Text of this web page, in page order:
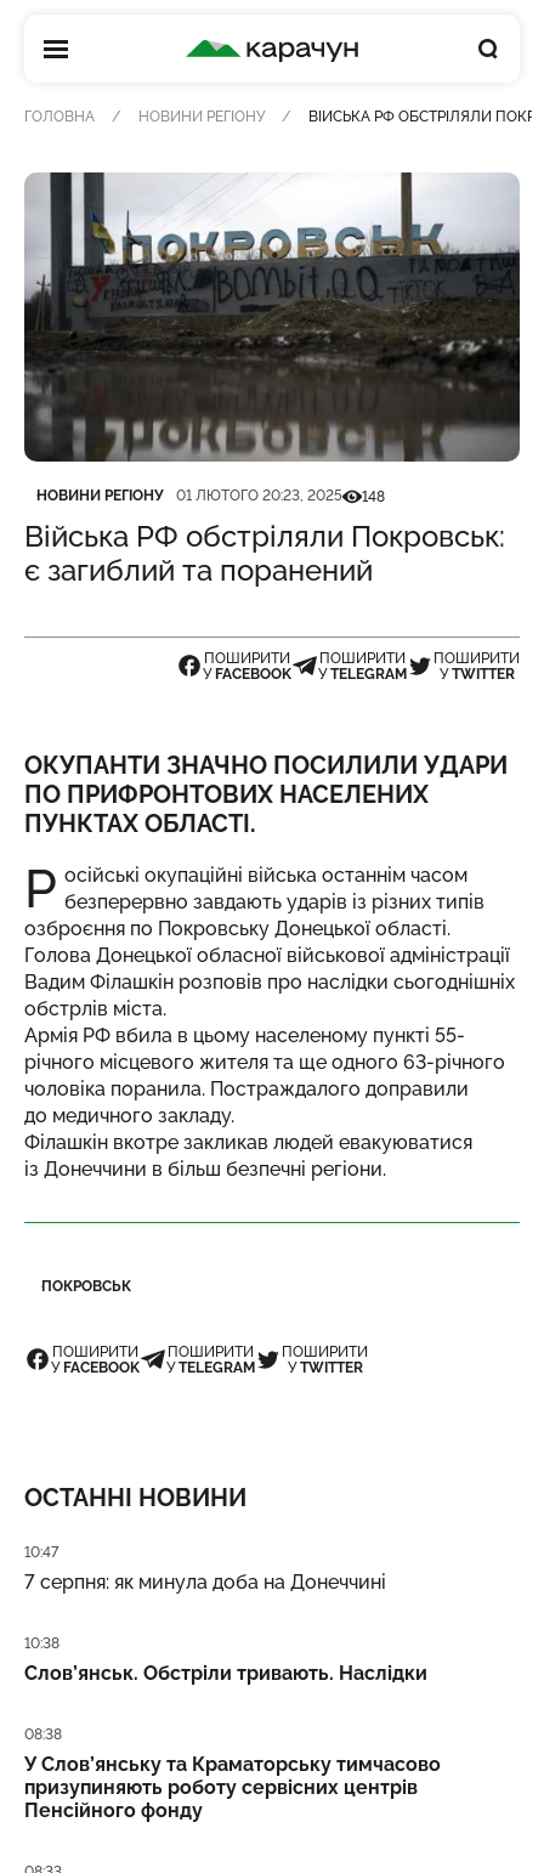
КАРАЧУН
ГОЛОВНА НОВИНИ РЕГІОНУ ВІЙСЬКА РФ ОБСТРІЛЯЛИ
Категорія
НОВИНИ РЕГІОНУ
Дата публікації 01 ЛЮТОГО 20:23, 2025Кількість переглядів
148
Війська РФ обстріляли Покровськ:
є загиблий та поранений
ПОШИРИТИ
У FACEBOOK
ПОШИРИТИ
УTELEGRAM
ПОШИРИТИ
УTWITTER
ОКУПАНТИ ЗНАЧНО ПОСИЛИЛИ УДАРИ
ПО ПРИФРОНТОВИХ НАСЕЛЕНИХ
ПУНКТАХ ОБЛАСТІ.
Р осійські окупаційні війська останнім часом
безперервно завдають ударів із різних типів
озброєння по Покровську Донецької області.
Голова Донецької обласної військової адміністрації
Вадим Філашкін розповів про наслідки сьогоднішніх
обстрлів міста.
Армія РФ вбила в цьому населеному пункті 55-
річного місцевого жителя та ще одного 63-річного
чоловіка поранила. Постраждалого доправили
до медичного закладу.
Філашкін вкотре закликав людей евакуюватися
із Донеччини в більш безпечні регіони.
ПОКРОВСЬК
ПОШИРИТИ
У FACEBOOK
ПОШИРИТИ
УTELEGRAM
ПОШИРИТИ
УTWITTER
ОСТАННІ НОВИНИ
Дата публікації
10:47
7 серпня: як минула доба на Донеччині
Дата публікації
10:38
Слов’янськ. Обстріли тривають. Наслідки
Дата публікації
08:38
У Слов’янську та Краматорську тимчасово
призупиняють роботу сервісних центрів
Пенсійного фонду